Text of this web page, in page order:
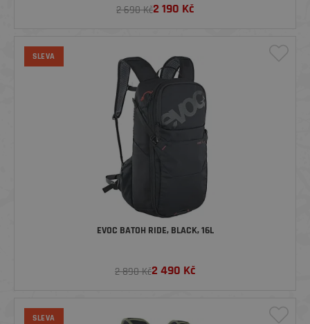
2 690 Kč2 190 Kč
SLEVA
EVOC BATOH RIDE, BLACK, 16L
2 890 Kč2 490 Kč
SLEVA